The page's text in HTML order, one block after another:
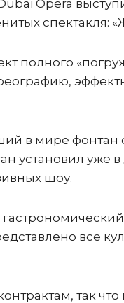
Opera
спектакля:
полного
в мире
уже в
шоу.
все
так